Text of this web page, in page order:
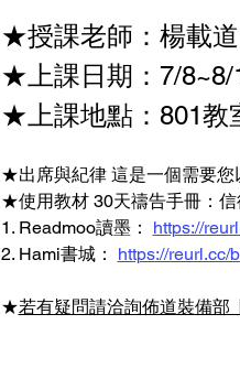
★授課老師：楊載
★上課日期：7/8~8/
★上課地點：801教
★出席與紀律 這是一個需要您
★使用教材 30天禱告手冊：
1. Readmoo讀墨： https://
2. Hami書城： https://reurl.cc/
★若有疑問請洽詢佈道裝備部